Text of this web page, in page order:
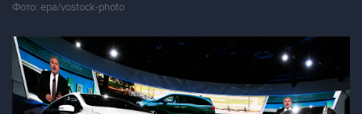
Фото: epa/vostock-photo